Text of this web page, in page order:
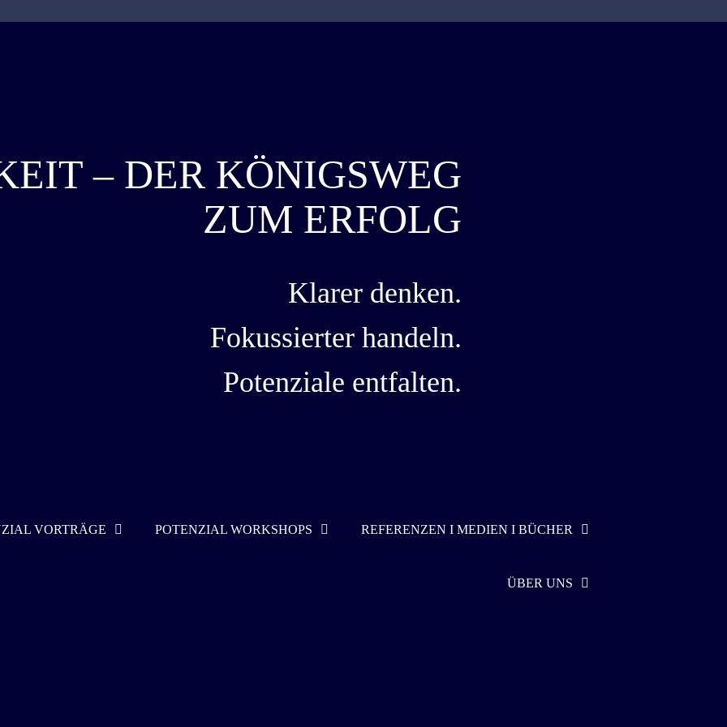
– DER KÖNIGSWEG
ZUM ERFOLG
Klarer denken.
Fokussierter handeln.
Potenziale entfalten.
VORTRÄGE POTENZIAL WORKSHOPS REFERENZEN I MEDIEN I BÜCHER
ÜBER UNS